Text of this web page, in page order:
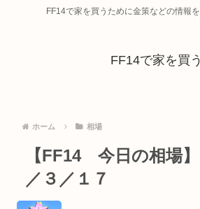
FF14で家を買うために金策などの情報を
FF14で家を買う
ホーム 相場
【FF14 今日の相場
／３／１７